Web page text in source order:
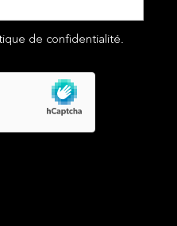
de confidentialité.